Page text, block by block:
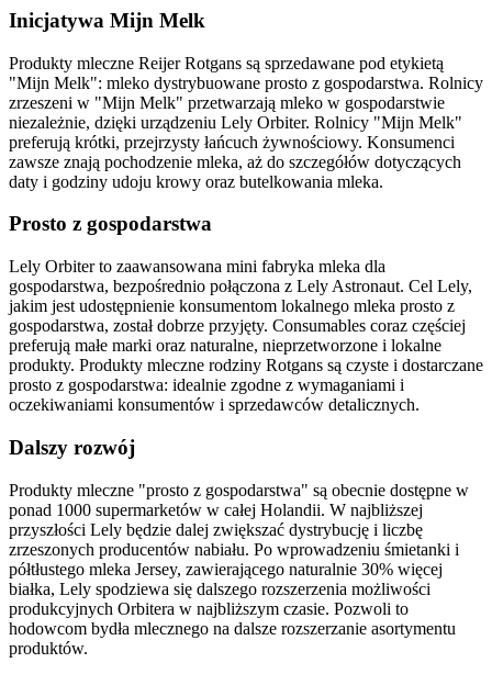
Inicjatywa Mijn Melk
Produkty mleczne Reijer Rotgans są sprzedawane pod etykietą
"Mijn Melk": mleko dystrybuowane prosto z gospodarstwa. Rolnicy
zrzeszeni w "Mijn Melk" przetwarzają mleko w gospodarstwie
niezależnie, dzięki urządzeniu Lely Orbiter. Rolnicy "Mijn Melk"
preferują krótki, przejrzysty łańcuch żywnościowy. Konsumenci
zawsze znają pochodzenie mleka, aż do szczegółów dotyczących
daty i godziny udoju krowy oraz butelkowania mleka.
Prosto z gospodarstwa
Lely Orbiter to zaawansowana mini fabryka mleka dla
gospodarstwa, bezpośrednio połączona z Lely Astronaut. Cel Lely,
jakim jest udostępnienie konsumentom lokalnego mleka prosto z
gospodarstwa, został dobrze przyjęty. Consumables coraz częściej
preferują małe marki oraz naturalne, nieprzetworzone i lokalne
produkty. Produkty mleczne rodziny Rotgans są czyste i dostarczane
prosto z gospodarstwa: idealnie zgodne z wymaganiami i
oczekiwaniami konsumentów i sprzedawców detalicznych.
Dalszy rozwój
Produkty mleczne "prosto z gospodarstwa" są obecnie dostępne w
ponad 1000 supermarketów w całej Holandii. W najbliższej
przyszłości Lely będzie dalej zwiększać dystrybucję i liczbę
zrzeszonych producentów nabiału. Po wprowadzeniu śmietanki i
półtłustego mleka Jersey, zawierającego naturalnie 30% więcej
białka, Lely spodziewa się dalszego rozszerzenia możliwości
produkcyjnych Orbitera w najbliższym czasie. Pozwoli to
hodowcom bydła mlecznego na dalsze rozszerzanie asortymentu
produktów.